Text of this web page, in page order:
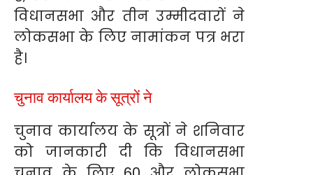
विधानसभा और तीन उम्मीदवारों ने
लोकसभा के लिए नामांकन पत्र भरा
है।
चुनाव कार्यालय के सूत्रों ने
चुनाव कार्यालय के सूत्रों ने शनिवार
को जानकारी दी कि विधानसभा